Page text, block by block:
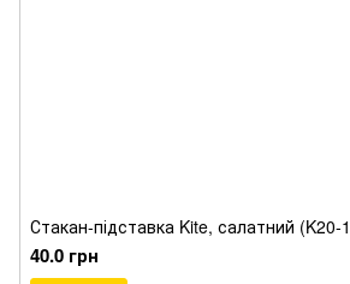
Стакан-підставка Kite, салатний (K20-
40.0 грн